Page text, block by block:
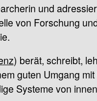
und
von Forschung
) berät, schreibt,
guten Umgang
Systeme von